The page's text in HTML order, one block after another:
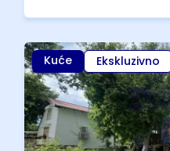
Kuće Ekskluzivno